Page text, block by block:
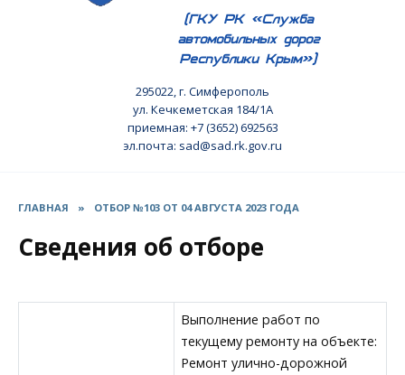
(ГКУ РК «Служба
автомобильных дорог
Республики Крым»)
295022, г. Симферополь
ул. Кечкеметская 184/1А
приемная: +7 (3652) 692563
эл.почта: sad@sad.rk.gov.ru
ГЛАВНАЯ » ОТБОР №103 ОТ 04 АВГУСТА 2023 ГОДА
Сведения об отборе
Выполнение работ по
текущему ремонту на объекте:
Ремонт улично-дорожной